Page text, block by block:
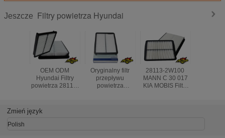
Jeszcze Filtry powietrza Hyundai
OEM ODM
Hyundai Filtry
powietrza 28113-
281133R200
MANN C27050
Oryginalny filtr
przepływu
powietrza
28113-2W100
MANN C 30 017
KIA MOBIS Filtry
Zmień język
Polish